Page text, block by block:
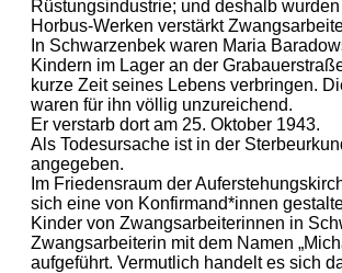
Rüstungsindustrie; und deshalb
Horbus-Werken verstärkt
In Schwarzenbek waren Maria
Kindern im Lager an der
kurze Zeit seines Lebens verbringen.
waren für ihn völlig unzureichend.
Er verstarb dort am 25. Oktober 1943.
Als Todesursache ist in der
angegeben.
Im Friedensraum der
sich eine von Konfirmand*innen
Kinder von Zwangsarbeiterinnen in
Zwangsarbeiterin mit dem Namen
aufgeführt. Vermutlich handelt es sich